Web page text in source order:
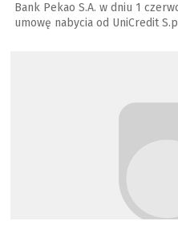
Bank Pekao S.A. w dniu 1
umowę nabycia od UniCredit